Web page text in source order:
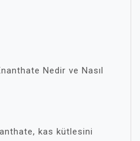
Nedir ve Nasıl
kas kütlesini